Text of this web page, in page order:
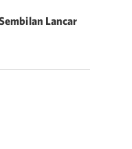
Lancar